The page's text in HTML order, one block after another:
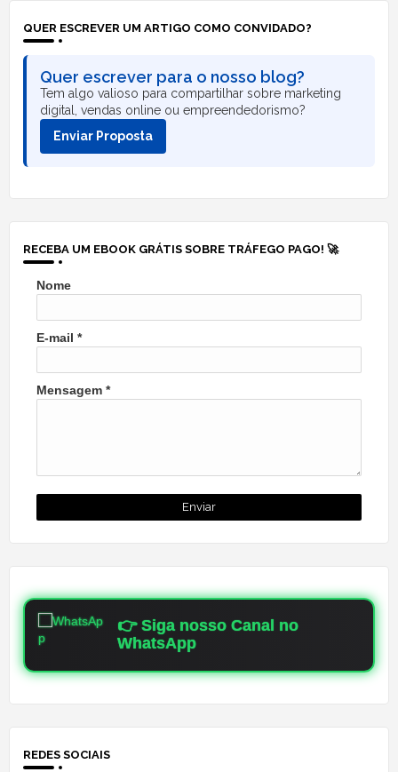
QUER ESCREVER UM ARTIGO COMO CONVIDADO?
Quer escrever para o nosso blog?
Tem algo valioso para compartilhar sobre marketing
digital, vendas online ou empreendedorismo?
Enviar Proposta
RECEBA UM EBOOK GRÁTIS SOBRE TRÁFEGO PAGO! 🚀
Nome
E-mail *
Mensagem *
👉 Siga nosso Canal no
WhatsApp
REDES SOCIAIS